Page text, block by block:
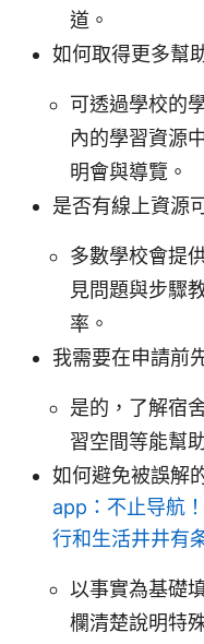
道。
如何取得更多幫
可透過學校的
內的學習資源
明會與導覽。
是否有線上資源
多數學校會提
見問題與步驟
率。
我需要在申請前
是的，了解宿
習空間等能幫
如何避免被誤解
app：不止导航
行和生活井井有
以事實為基礎
欄清楚說明特